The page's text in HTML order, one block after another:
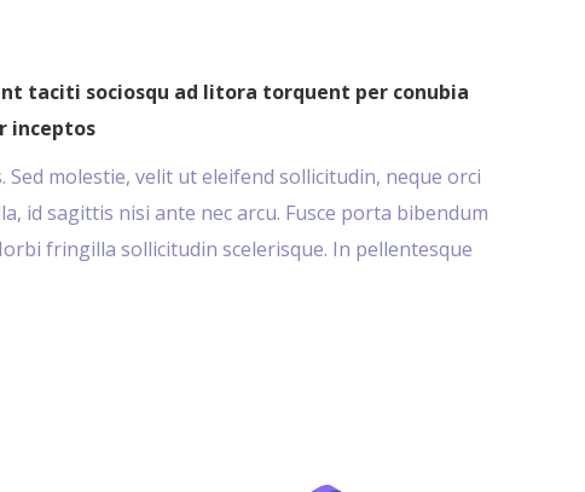
taciti sociosqu ad litora torquent per conubia
inceptos
Sed molestie, velit ut eleifend sollicitudin, neque orci
id sagittis nisi ante nec arcu. Fusce porta bibendum
fringilla sollicitudin scelerisque. In pellentesque